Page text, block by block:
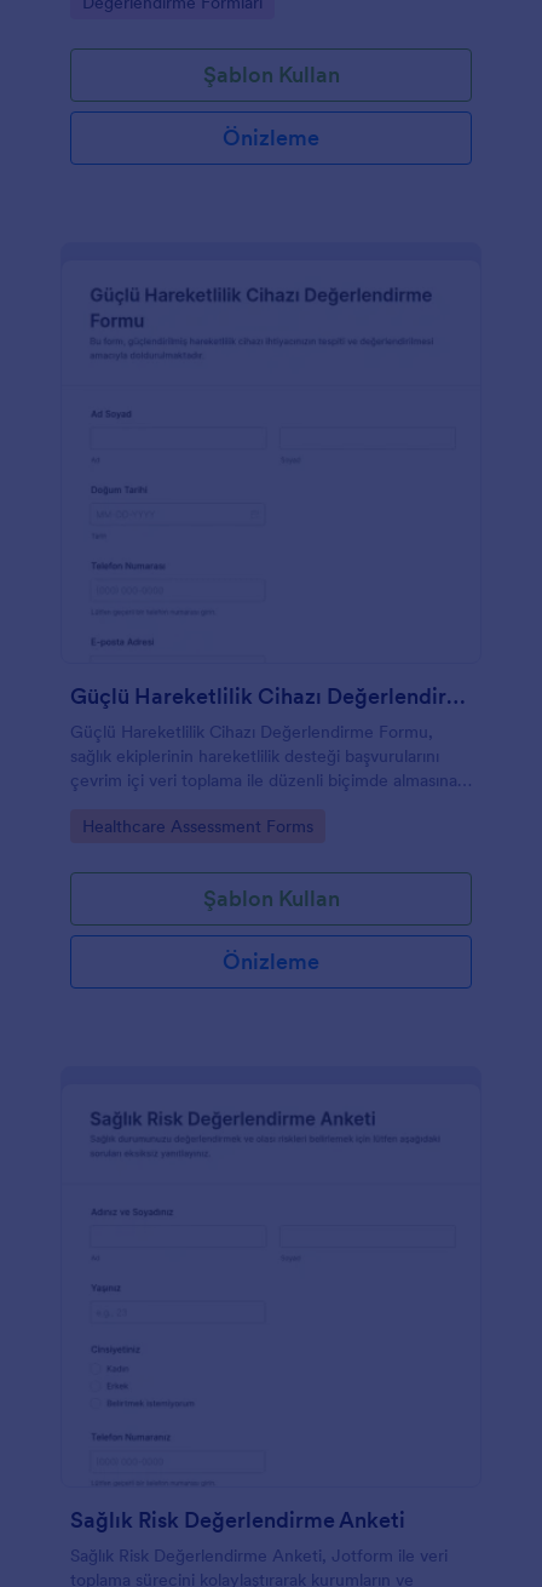
Şablon Kullan
Önizleme
Güçlü Hareketlilik Cihazı Değerlendirme Formu
Güçlü Hareketlilik Cihazı Değerlendirme Formu,
sağlık ekiplerinin hareketlilik desteği başvurularını
çevrim içi veri toplama ile düzenli biçimde almasına
yönetmesine yardımcı olur.
Go to Category:
Healthcare Assessment Forms
Şablon Kullan
Önizleme
Sağlık Risk Değerlendirme Anketi
Sağlık Risk Değerlendirme Anketi, Jotform ile veri
toplama sürecini kolaylaştırarak kurumların ve